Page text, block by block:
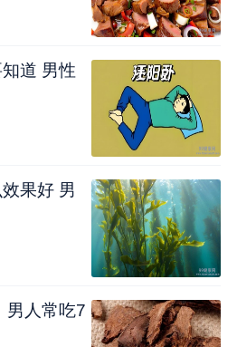
道 男性
果好 男
男人常吃7